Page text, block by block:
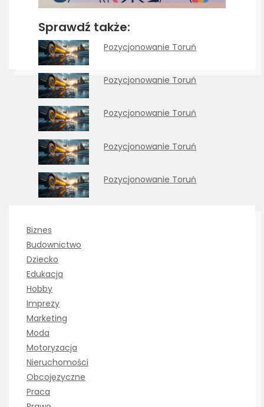
Sprawdź także:
Pozycjonowanie Toruń
Pozycjonowanie Toruń
Pozycjonowanie Toruń
Pozycjonowanie Toruń
Pozycjonowanie Toruń
Biznes
Budownictwo
Dziecko
Edukacja
Hobby
Imprezy
Marketing
Moda
Motoryzacja
Nieruchomości
Obcojęzyczne
Praca